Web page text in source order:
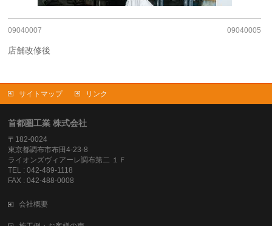
09040007 09040005
店舗改修後
サイトマップ リンク
首都圏工業 株式会社
〒182-0024
東京都調布市布田4-23-8
ライオンズヴィアーレ調布第二 １Ｆ
TEL : 042-489-1118
FAX : 042-488-0008
会社概要